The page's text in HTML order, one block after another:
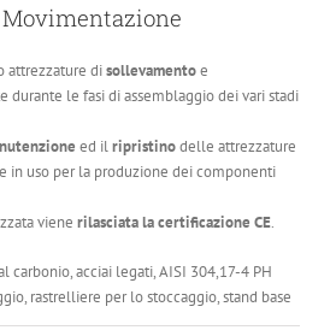
attrezzature disollevamentoe
durante le fasi di assemblaggio dei vari stadi
ed ilripristinodelle attrezzature
in uso per la produzione dei componenti
viene rilasciata lacertificazione CE.
carbonio, acciai legati, AISI 304,17-4 PH
rastrelliere per lo stoccaggio, stand base